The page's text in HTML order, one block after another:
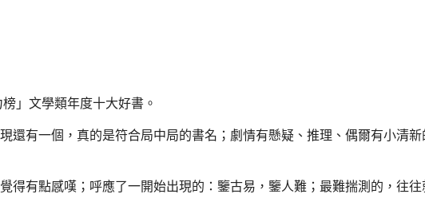
」文學類年度十大好書。
有一個，真的是符合局中局的書名；劇情有懸疑、推理、偶爾有小清
有點感嘆；呼應了一開始出現的：鑒古易，鑒人難；最難揣測的，往往